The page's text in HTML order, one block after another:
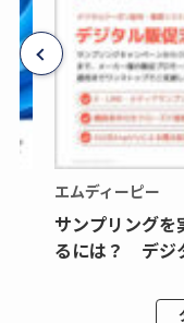
エムディーピー
サンプリング
るには？ デジ